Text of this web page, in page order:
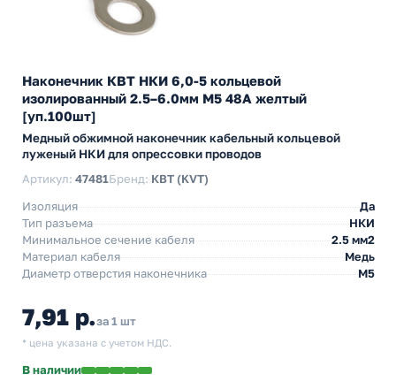
Наконечник КВТ НКИ 6,0-5 кольцевой
изолированный 2.5–6.0мм М5 48А желтый
[уп.100шт]
Медный обжимной наконечник кабельный кольцевой
луженый НКИ для опрессовки проводов
Артикул: 47481Бренд: КВТ (KVT)
Изоляция
Да
Тип разъема
НКИ
Минимальное сечение кабеля
2.5 мм2
Материал кабеля
Медь
Диаметр отверстия наконечника
М5
7,91 р.за 1 шт
* цена указана с учетом НДС.
В наличии